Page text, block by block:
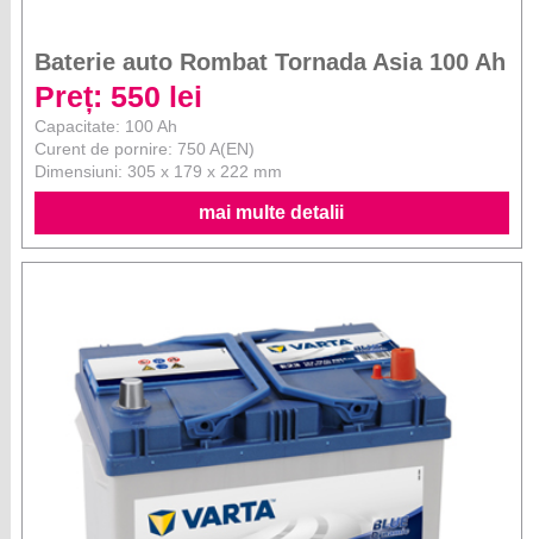
Baterie auto Rombat Tornada Asia 100 Ah
Preț: 550 lei
Capacitate: 100 Ah
Curent de pornire: 750 A(EN)
Dimensiuni: 305 x 179 x 222 mm
mai multe detalii